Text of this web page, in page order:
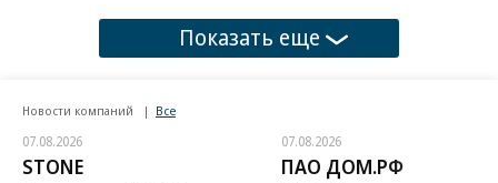
Показать еще
Новости компаний Все
07.08.2026
STONE
07.08.2026
ПАО ДОМ.РФ